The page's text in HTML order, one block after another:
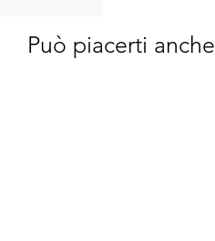
Può piacerti anche